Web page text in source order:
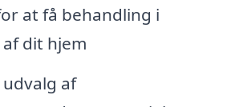
at få behandling i
dit hjem
af